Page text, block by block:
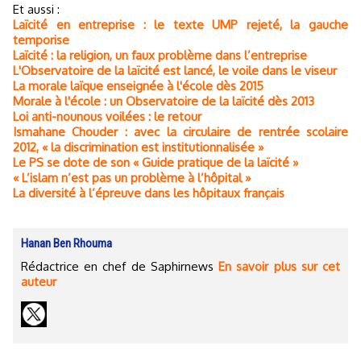
Et aussi :
Laïcité en entreprise : le texte UMP rejeté, la gauche
temporise
Laïcité : la religion, un faux problème dans l’entreprise
L'Observatoire de la laïcité est lancé, le voile dans le viseur
La morale laïque enseignée à l'école dès 2015
Morale à l'école : un Observatoire de la laïcité dès 2013
Loi anti-nounous voilées : le retour
Ismahane Chouder : avec la circulaire de rentrée scolaire
2012, « la discrimination est institutionnalisée »
Le PS se dote de son « Guide pratique de la laïcité »
« L’islam n’est pas un problème à l’hôpital »
La diversité à l’épreuve dans les hôpitaux français
Hanan Ben Rhouma
Rédactrice en chef de SaphirnewsEn savoir plus sur cet
auteur